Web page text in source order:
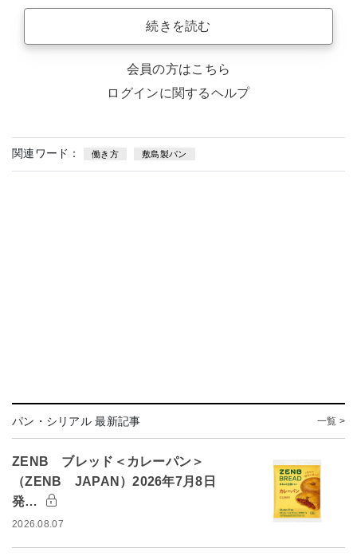
続きを読む
会員の方はこちら
ログインに関するヘルプ
関連ワード： 働き方 敷島製パン
パン・シリアル 最新記事 一覧 >
ZENB ブレッド＜カレーパン＞
（ZENB JAPAN）2026年7月8日
発…
2026.08.07